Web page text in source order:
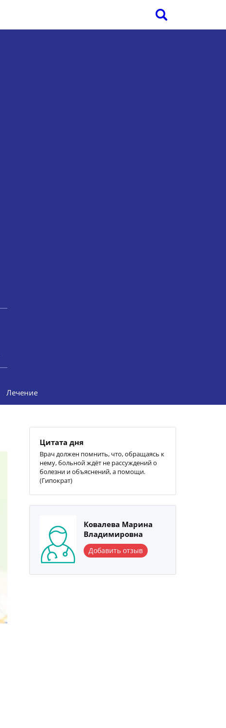
Лечение
Цитата дня
Врач должен помнить, что, обращаясь к
нему, больной ждёт не рассуждений о
болезни и объяснений, а помощи.
(Гипократ)
Ковалева Марина
Владимировна
Добавить отзыв